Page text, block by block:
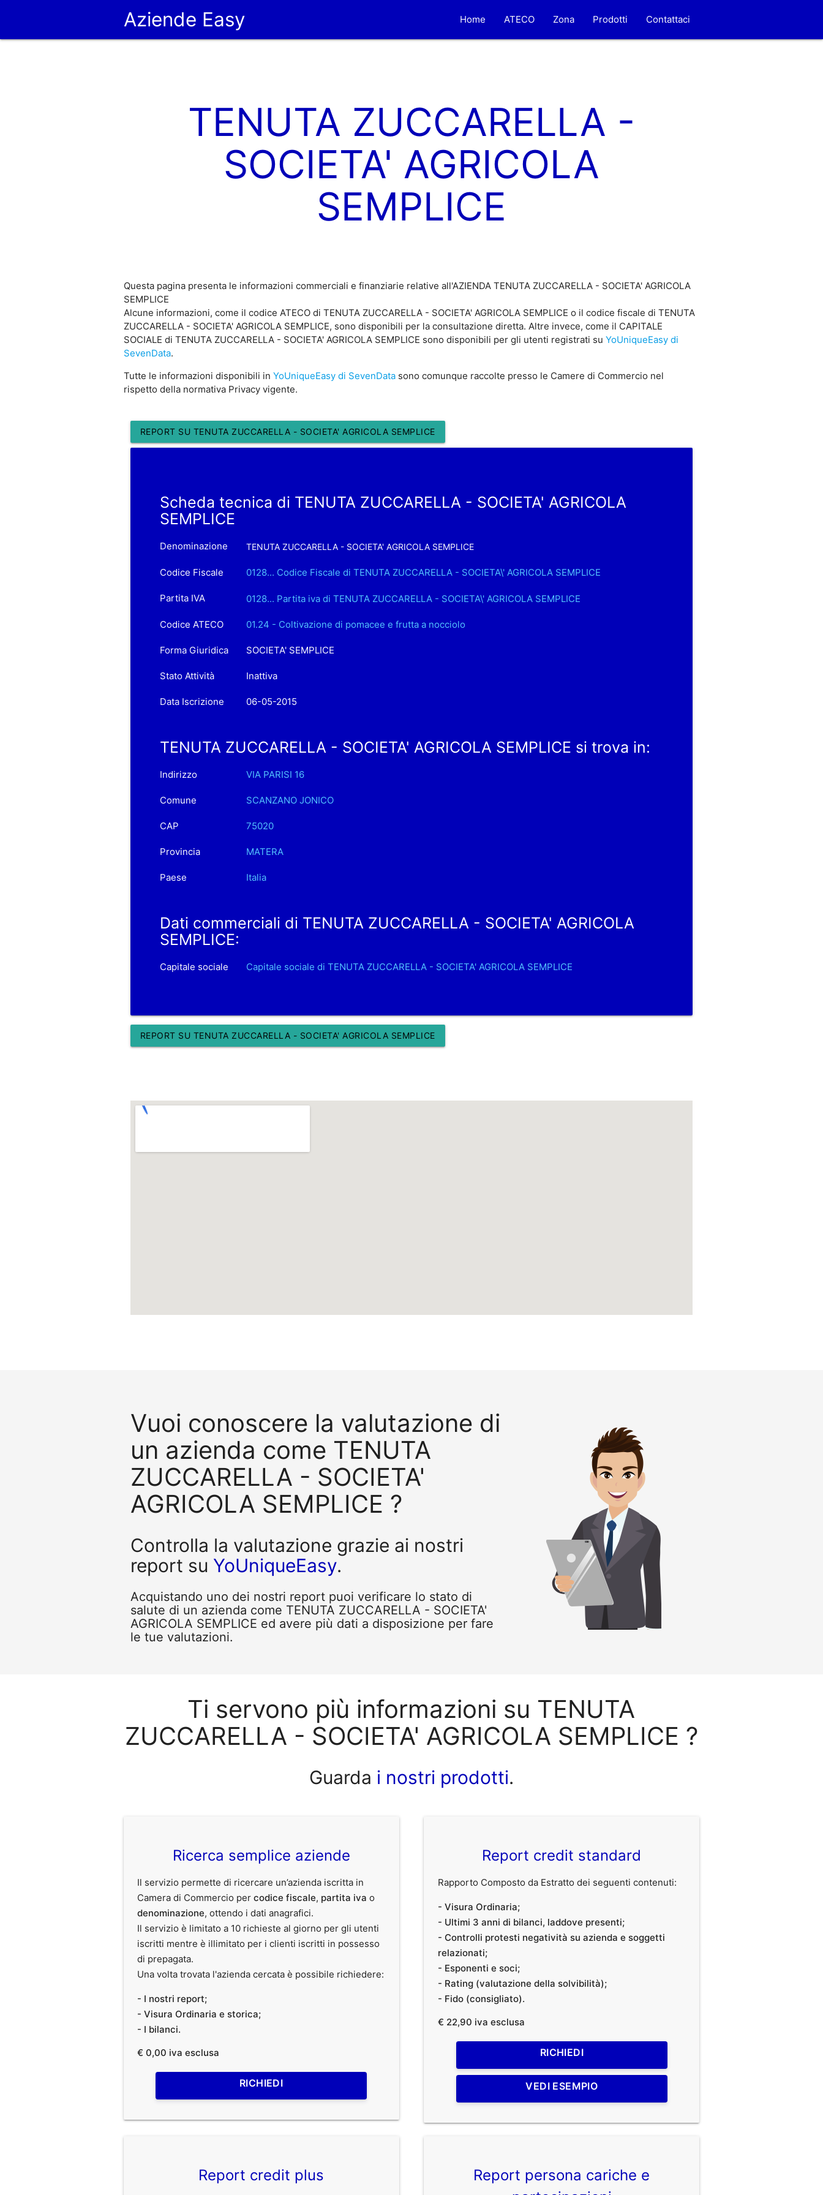
Aziende Easy Home ATECO Zona Prodotti Contattaci
TENUTA ZUCCARELLA -
SOCIETA' AGRICOLA
SEMPLICE
Questa pagina presenta le informazioni commerciali e finanziarie relative all'AZIENDA TENUTA ZUCCARELLA - SOCIETA' AGRICOLA
SEMPLICE
Alcune informazioni, come il codice ATECO di TENUTA ZUCCARELLA - SOCIETA' AGRICOLA SEMPLICE o il codice fiscale di TENUTA
ZUCCARELLA - SOCIETA' AGRICOLA SEMPLICE, sono disponibili per la consultazione diretta. Altre invece, come il CAPITALE
SOCIALE di TENUTA ZUCCARELLA - SOCIETA' AGRICOLA SEMPLICE sono disponibili per gli utenti registrati su YoUniqueEasy di
SevenData.
Tutte le informazioni disponibili in YoUniqueEasy di SevenDatasono comunque raccolte presso le Camere di Commercio nel
rispetto della normativa Privacy vigente.
REPORT SU TENUTA ZUCCARELLA - SOCIETA' AGRICOLA SEMPLICE
Scheda tecnica di TENUTA ZUCCARELLA - SOCIETA' AGRICOLA
SEMPLICE
Denominazione TENUTA ZUCCARELLA - SOCIETA' AGRICOLA SEMPLICE
Codice Fiscale 0128... Codice Fiscale di TENUTA ZUCCARELLA - SOCIETA\' AGRICOLA SEMPLICE
Partita IVA 0128... Partita iva di TENUTA ZUCCARELLA - SOCIETA\' AGRICOLA SEMPLICE
Codice ATECO 01.24 - Coltivazione di pomacee e frutta a nocciolo
Forma Giuridica SOCIETA' SEMPLICE
Stato Attività Inattiva
Data Iscrizione 06-05-2015
TENUTA ZUCCARELLA - SOCIETA' AGRICOLA SEMPLICE si trova in:
Indirizzo VIA PARISI 16
Comune SCANZANO JONICO
CAP 75020
Provincia MATERA
Paese Italia
Dati commerciali di TENUTA ZUCCARELLA - SOCIETA' AGRICOLA
SEMPLICE:
Capitale sociale Capitale sociale di TENUTA ZUCCARELLA - SOCIETA' AGRICOLA SEMPLICE
REPORT SU TENUTA ZUCCARELLA - SOCIETA' AGRICOLA SEMPLICE
Vuoi conoscere la valutazione di
un azienda come TENUTA
ZUCCARELLA - SOCIETA'
AGRICOLA SEMPLICE ?
Controlla la valutazione grazie ai nostri
report su YoUniqueEasy.
Acquistando uno dei nostri report puoi verificare lo stato di
salute di un azienda come TENUTA ZUCCARELLA - SOCIETA'
AGRICOLA SEMPLICE ed avere più dati a disposizione per fare
le tue valutazioni.
Ti servono più informazioni su TENUTA
ZUCCARELLA - SOCIETA' AGRICOLA SEMPLICE ?
Guarda i nostri prodotti.
Ricerca semplice aziende
Il servizio permette di ricercare un’azienda iscritta in
Camera di Commercio percodice fiscale, partita iva o
denominazione, ottendo i dati anagrafici.
Il servizio è limitato a 10 richieste al giorno per gli utenti
iscritti mentre è illimitato per i clienti iscritti in possesso
di prepagata.
Una volta trovata l'azienda cercata è possibile richiedere:
- I nostri report;
- Visura Ordinaria e storica;
- I bilanci.
€ 0,00 iva esclusa
RICHIEDI
Report credit standard
Rapporto Composto da Estratto dei seguenti contenuti:
- Visura Ordinaria;
- Ultimi 3 anni di bilanci, laddove presenti;
- Controlli protesti negatività su azienda e soggetti
relazionati;
- Esponenti e soci;
- Rating (valutazione della solvibilità);
- Fido (consigliato).
€ 22,90 iva esclusa
RICHIEDI
VEDI ESEMPIO
Report credit plus
Report persona cariche e